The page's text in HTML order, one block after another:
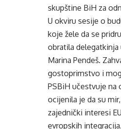
skupštine BiH za
U okviru sesije o
koje žele da se
obratila delegatkinja
Marina Pendeš.
gostoprimstvo i
PSBiH učestvuje na
ocijenila je da su
zajednički interesi
evropskih integracija.